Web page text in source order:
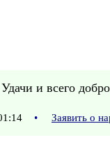
и всего
• Заявить о